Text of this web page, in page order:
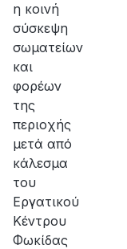
η κοινή
σύσκεψη
σωματείων
και
φορέων
της
περιοχής
μετά από
κάλεσμα
του
Εργατικού
Κέντρου
Φωκίδας